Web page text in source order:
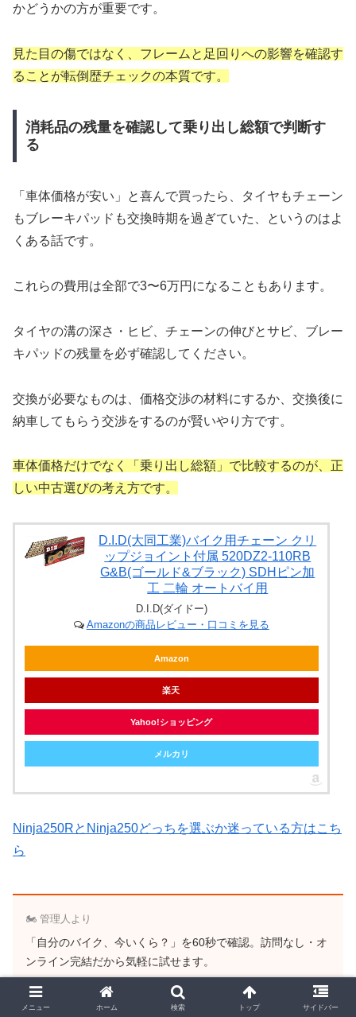
かどうかの方が重要です。
見た目の傷ではなく、フレームと足回りへの影響を確認す
ることが転倒歴チェックの本質です。
消耗品の残量を確認して乗り出し総額で判断す
る
「車体価格が安い」と喜んで買ったら、タイヤもチェーン
もブレーキパッドも交換時期を過ぎていた、というのはよ
くある話です。
これらの費用は全部で3〜6万円になることもあります。
タイヤの溝の深さ・ヒビ、チェーンの伸びとサビ、ブレー
キパッドの残量を必ず確認してください。
交換が必要なものは、価格交渉の材料にするか、交換後に
納車してもらう交渉をするのが賢いやり方です。
車体価格だけでなく「乗り出し総額」で比較するのが、正
しい中古選びの考え方です。
D.I.D(大同工業)バイク用チェーン クリ
ップジョイント付属 520DZ2-110RB
G&B(ゴールド&ブラック) SDHピン加
工 二輪 オートバイ用
D.I.D(ダイドー)
Amazonの商品レビュー・口コミを見る
Amazon
楽天
Yahoo!ショッピング
メルカリ
Ninja250RとNinja250どっちを選ぶか迷っている方はこち
ら
🏍️ 管理人より
「自分のバイク、今いくら？」を60秒で確認。訪問なし・オ
ンライン完結だから気軽に試せます。
▶ 愛車の最高買取額を今すぐ見る（無料）
メニュー ホーム 検索 トップ サイドバー